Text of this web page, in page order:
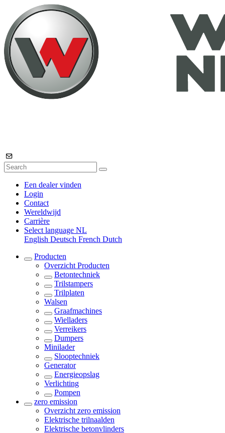
Een dealer vinden
Login
Contact
Wereldwijd
Carrière
Select language NL
English Deutsch French Dutch
Producten
Overzicht Producten
Betontechniek
Trilstampers
Trilplaten
Walsen
Graafmachines
Wielladers
Verreikers
Dumpers
Minilader
Slooptechniek
Generator
Energieopslag
Verlichting
Pompen
zero emission
Overzicht zero emission
Elektrische trilnaalden
Elektrische betonvlinders